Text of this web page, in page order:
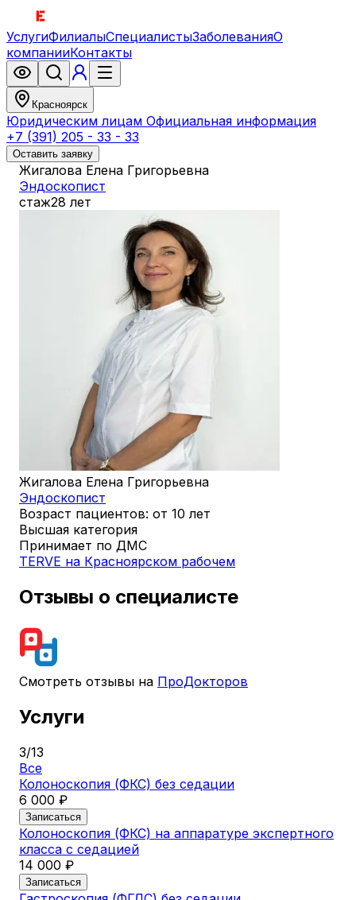
УслугиФилиалыСпециалистыЗаболеванияО
компанииКонтакты
Красноярск
Юридическим лицам Официальная информация
+7 (391) 205 - 33 - 33
Оставить заявку
Жигалова Елена Григорьевна
Эндоскопист
стаж28 лет
Жигалова Елена Григорьевна
Эндоскопист
Возраст пациентов: от 10 лет
Высшая категория
Принимает по ДМС
TERVE на Красноярском рабочем
Отзывы о специалисте
Смотреть отзывы на ПроДокторов
Услуги
3/13
Все
Колоноскопия (ФКС) без седации
6 000 ₽
Записаться
Колоноскопия (ФКС) на аппаратуре экспертного
класса с седацией
14 000 ₽
Записаться